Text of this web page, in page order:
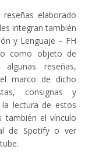
elaborado
integran también
y Lenguaje – FH
como objeto de
reseñas,
marco de dicho
consignas y
la lectura de estos
también el vínculo
de Spotify o ver